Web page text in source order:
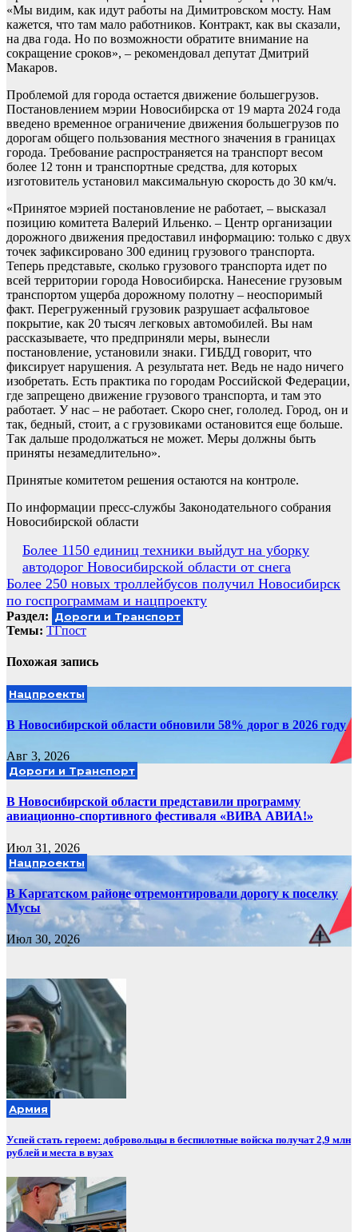
«Мы видим, как идут работы на Димитровском мосту. Нам
кажется, что там мало работников. Контракт, как вы сказали,
на два года. Но по возможности обратите внимание на
сокращение сроков», – рекомендовал депутат Дмитрий
Макаров.
Проблемой для города остается движение большегрузов.
Постановлением мэрии Новосибирска от 19 марта 2024 года
введено временное ограничение движения большегрузов по
дорогам общего пользования местного значения в границах
города. Требование распространяется на транспорт весом
более 12 тонн и транспортные средства, для которых
изготовитель установил максимальную скорость до 30 км/ч.
«Принятое мэрией постановление не работает, – высказал
позицию комитета Валерий Ильенко. – Центр организации
дорожного движения предоставил информацию: только с двух
точек зафиксировано 300 единиц грузового транспорта.
Теперь представьте, сколько грузового транспорта идет по
всей территории города Новосибирска. Нанесение грузовым
транспортом ущерба дорожному полотну – неоспоримый
факт. Перегруженный грузовик разрушает асфальтовое
покрытие, как 20 тысяч легковых автомобилей. Вы нам
рассказываете, что предприняли меры, вынесли
постановление, установили знаки. ГИБДД говорит, что
фиксирует нарушения. А результата нет. Ведь не надо ничего
изобретать. Есть практика по городам Российской Федерации,
где запрещено движение грузового транспорта, и там это
работает. У нас – не работает. Скоро снег, гололед. Город, он и
так, бедный, стоит, а с грузовиками остановится еще больше.
Так дальше продолжаться не может. Меры должны быть
приняты незамедлительно».
Принятые комитетом решения остаются на контроле.
По информации пресс-службы Законодательного собрания
Новосибирской области
Навигация
по
записям
Более 1150 единиц техники выйдут на уборку
автодорог Новосибирской области от снега
Более 250 новых троллейбусов получил Новосибирск
по госпрограммам и нацпроекту
Раздел: Дороги и Транспорт
Темы: ТГпост
Похожая запись
Нацпроекты
В Новосибирской области обновили 58% дорог в 2026 году
Авг 3, 2026
Дороги и Транспорт
В Новосибирской области представили программу
авиационно-спортивного фестиваля «ВИВА АВИА!»
Июл 31, 2026
Нацпроекты
В Каргатском районе отремонтировали дорогу к поселку
Мусы
Июл 30, 2026
Армия
Успей стать героем: добровольцы в беспилотные войска получат 2,9 млн
рублей и места в вузах